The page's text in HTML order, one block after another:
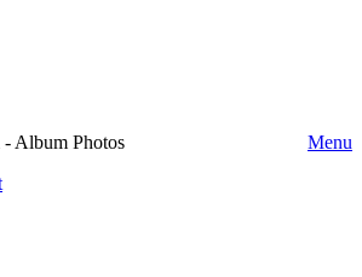
Album Photos
Menu